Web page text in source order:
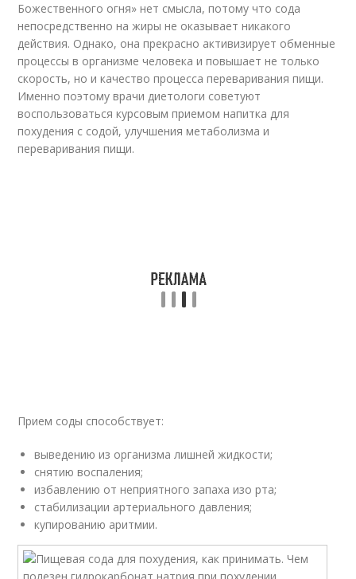
Божественного огня» нет смысла, потому что сода
непосредственно на жиры не оказывает никакого
действия. Однако, она прекрасно активизирует обменные
процессы в организме человека и повышает не только
скорость, но и качество процесса переваривания пищи.
Именно поэтому врачи диетологи советуют
воспользоваться курсовым приемом напитка для
похудения с содой, улучшения метаболизма и
переваривания пищи.
Прием соды способствует:
выведению из организма лишней жидкости;
снятию воспаления;
избавлению от неприятного запаха изо рта;
стабилизации артериального давления;
купированию аритмии.